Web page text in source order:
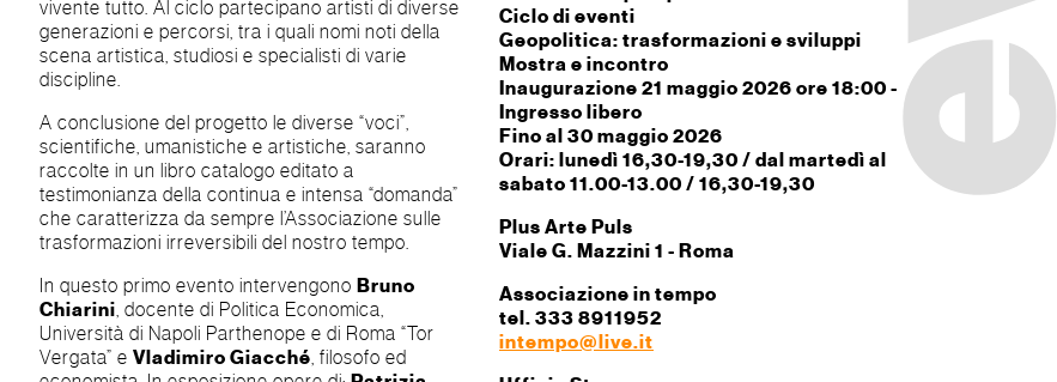
vivente tutto. Al ciclo partecipano artisti di diverse
generazioni e percorsi, tra i quali nomi noti della
scena artistica, studiosi e specialisti di varie
discipline.
A conclusione del progetto le diverse “voci”,
scientifiche, umanistiche e artistiche, saranno
raccolte in un libro catalogo editato a
testimonianza della continua e intensa “domanda”
che caratterizza da sempre l’Associazione sulle
trasformazioni irreversibili del nostro tempo.
In questo primo evento intervengono Bruno
Chiarini, docente di Politica Economica,
Università di Napoli Parthenope e di Roma “Tor
Vergata” e Vladimiro Giacché, filosofo ed
Ciclo di eventi
Geopolitica: trasformazioni e sviluppi
Mostra e incontro
Inaugurazione 21 maggio 2026 ore 18:00 -
Ingresso libero
Fino al 30 maggio 2026
Orari: lunedì 16,30-19,30 / dal martedì al
sabato 11.00-13.00 / 16,30-19,30
Plus Arte Puls
Viale G. Mazzini 1 - Roma
Associazione in tempo
tel. 333 8911952
intempo@live.it